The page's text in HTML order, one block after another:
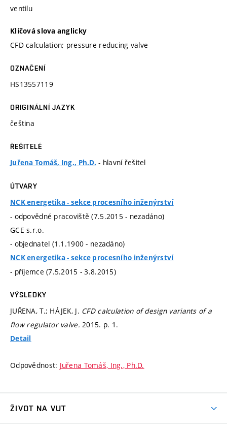
ventilu
Klíčová slova anglicky
CFD calculation; pressure reducing valve
OZNAČENÍ
HS13557119
ORIGINÁLNÍ JAZYK
čeština
ŘEŠITELÉ
Juřena Tomáš, Ing., Ph.D. - hlavní řešitel
ÚTVARY
NCK energetika - sekce procesního inženýrství
- odpovědné pracoviště (7.5.2015 - nezadáno)
GCE s.r.o.
- objednatel (1.1.1900 - nezadáno)
NCK energetika - sekce procesního inženýrství
- příjemce (7.5.2015 - 3.8.2015)
VÝSLEDKY
JUŘENA, T.; HÁJEK, J. CFD calculation of design variants of a
flow regulator valve.2015. p. 1.
Detail
Odpovědnost: Juřena Tomáš, Ing., Ph.D.
ŽIVOT NA VUT